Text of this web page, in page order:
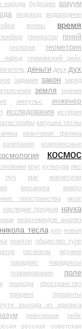
народа будущее вакуум
водород
водородное
волны
время
генератор гений
геология
геометрия
народ
германский рейх
деньги диск дух
задания закон заряд
земля
знания
импульс инженер
исследования история
катушка теслы
квантовая физика
колебания
комплексные
космос
круг культура лес
луч маг магнетизм
механика
микро
пространства
мозг
наследие предков наука
наци
неархимедов анализ
никола тесла нло новая
ньютон общество туле
организм
оружие
парадокс
парадоксы
планирование
поле
природа
пространство
процент
проценты
пути выхода из кризиса
революция
рейх
русская советская